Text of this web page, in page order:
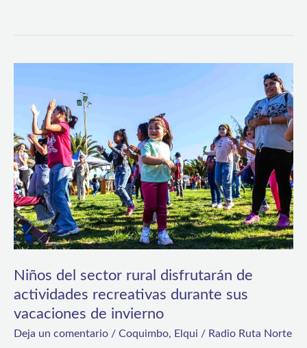
Niños del sector rural disfrutarán de
actividades recreativas durante sus
vacaciones de invierno
Deja un comentario / Coquimbo, Elqui / Radio Ruta Norte
sector
rural
disfrutarán
de
actividades
recreativas
durante
sus
vacaciones
de
invierno